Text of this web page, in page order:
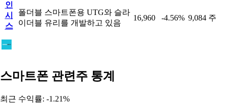
인
시
스
폴더블 스마트폰용 UTG와 슬라
이더블 유리를 개발하고 있음
16,960 -4.56% 9,084 주
스마트폰 관련주 통계
최근 수익률: -1.21%